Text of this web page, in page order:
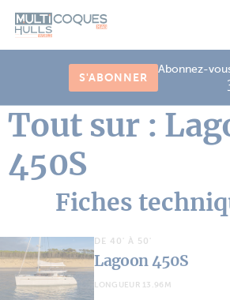
S'ABONNER
Abonnez-
Tout sur :
450S
Fiches
DE 40' À 50'
Lagoon 450S
LONGUEUR 13.96M